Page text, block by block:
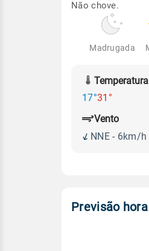
Não chove.
Madrugada
Temperatura
17°31°
Vento
NNE - 6km/h
Previsão